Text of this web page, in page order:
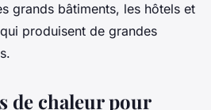
grands bâtiments, les hôtels et
produisent de grandes
de chaleur pour